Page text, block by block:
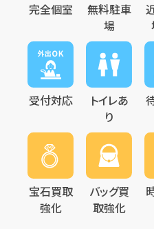
メー
完全個室
無料駐車
場
受付対応
トイレあ
り
宝石買取
強化
バッグ買
取強化